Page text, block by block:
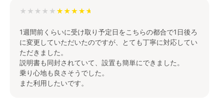
★★★★★
1週間前くらいに受け取り予定日をこちらの都合で1日後ろ
に変更していただいたのですが、とても丁寧に対応してい
ただきました。
説明書も同封されていて、設置も簡単にできました。
乗り心地も良さそうでした。
また利用したいです。